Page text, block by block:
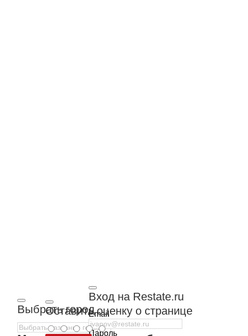
Выбрать город
Вход на Restate.ru
Email
Пароль
Оставить оценку о странице